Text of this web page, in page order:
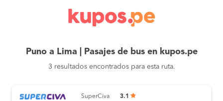
Puno a Lima | Pasajes de bus en kupos.pe
3 resultados encontrados para esta ruta.
SuperCiva 3.1